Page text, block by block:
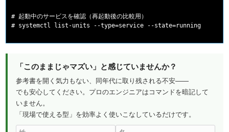
# 起動中のサービスを確認（再起動後の比較用）
「このままじゃマズい」と感じていませんか？
参考書を開く気力もない、同年代に取り残される不安——
でも安心してください。プロのエンジニアはコマンドを暗記して
いません。
「現場で使える型」を効率よく使いこなしているだけです。